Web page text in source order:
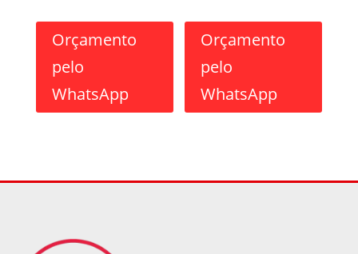
Orçamento
pelo
WhatsApp
Orçamento
pelo
WhatsApp